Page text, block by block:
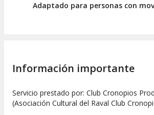
Adaptado para personas con
Información importante
Servicio prestado por: Club Cronopios
(Asociación Cultural del Raval Club